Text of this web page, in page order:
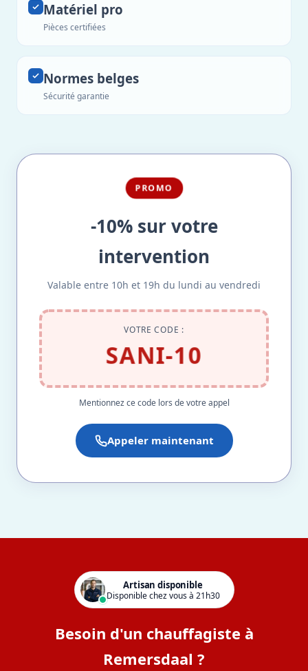
Matériel pro
Pièces certifiées
Normes belges
Sécurité garantie
PROMO
-10% sur votre
intervention
Valable entre 10h et 19h du lundi au vendredi
VOTRE CODE :
SANI-10
Mentionnez ce code lors de votre appel
Appeler maintenant
Artisan disponible
Disponible chez vous à 21h30
Besoin d'un chauffagiste à
Remersdaal ?